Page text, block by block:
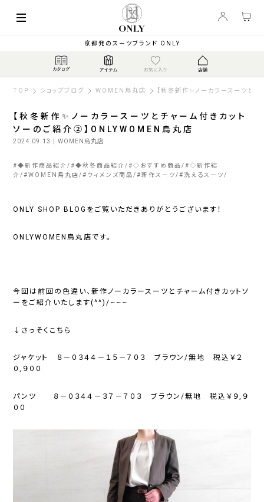
京都発のスーツブランド ONLY
TOP ショップブログ WOMEN烏丸店 【秋冬新作✨ノーカラースーツと
【秋冬新作✨ノーカラースーツとチャーム付きカット
ソーのご紹介②】ONLYWOMEN烏丸店
2024.09.13 | WOMEN烏丸店
#◆新作商品紹介 #◆秋冬商品紹介 #◇おすすめ商品 #◇新作紹
介 #WOMEN烏丸店 # ウィメンズ商品 #新作スーツ # 洗えるスーツ
ONLY SHOP BLOGをご覧いただきありがとうございます！
ONLYWOMEN烏丸店です。
今回は前回の色違い、新作ノーカラースーツとチャーム付きカットソ
ーをご紹介いたします(^^)/~~~
↓さっそくこちら
ジャケット ８－０３４４－１５－７０３ ブラウン/無地 税込￥２
０,９００
パンツ ８－０３４４－３７－７０３ ブラウン/無地 税込￥９,９
００